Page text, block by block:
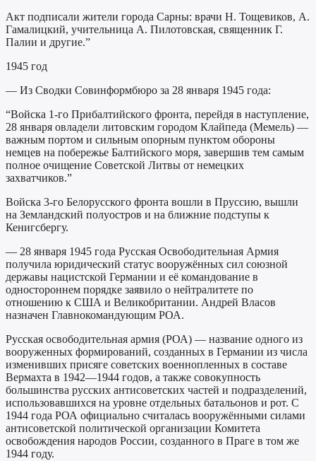
Акт подписали жители города Сарны: врачи Н. Тощевиков, А.
Гамалицкий, учительница А. Пилотовская, священник Г.
Палии и другие.”
1945 год
— Из Сводки Совинформбюро за 28 января 1945 года:
“Войска 1-го Прибалтийского фронта, перейдя в наступление,
28 января овладели литовским городом Клайпеда (Мемель) —
важным портом и сильным опорным пунктом обороны
немцев на побережье Балтийского моря, завершив тем самым
полное очищение Советской Литвы от немецких
захватчиков.”
Войска 3-го Белорусского фронта вошли в Пруссию, вышли
на Земландский полуостров и на ближние подступы к
Кенигсбергу.
— 28 января 1945 года Русская Освободительная Армия
получила юридический статус вооружённых сил союзной
державы нацистской Германии и её командование в
одностороннем порядке заявило о нейтралитете по
отношению к США и Великобритании. Андрей Власов
назначен Главнокомандующим РОА.
Русская освободительная армия (РОА) — название одного из
вооруженных формирований, созданных в Германии из числа
изменивших присяге советских военнопленных в составе
Вермахта в 1942—1944 годов, а также совокупность
большинства русских антисоветских частей и подразделений,
использовавшихся на уровне отдельных батальонов и рот. С
1944 года РОА официально считалась вооружёнными силами
антисоветской политической организации Комитета
освобождения народов России, созданного в Праге в том же
1944 году.